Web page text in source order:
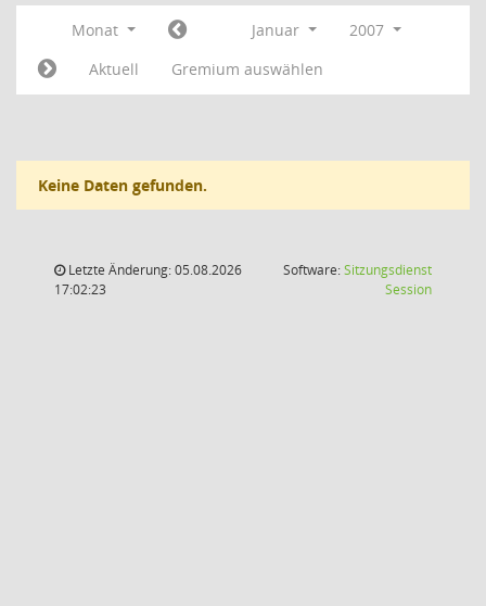
Monat Januar
2007
Aktuell
Gremium auswählen
Keine Daten gefunden.
Letzte Änderung: 05.08.2026
17:02:23
Software:Sitzungsdienst
Session(Wird in